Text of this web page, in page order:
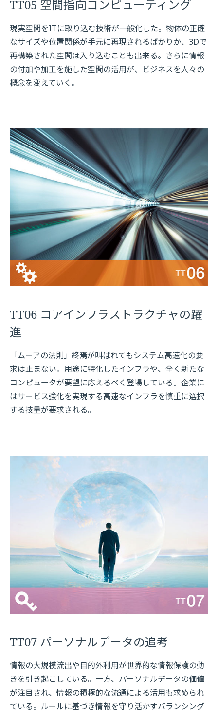
TT05 空間指向コンピューティング
現実空間をITに取り込む技術が一般化した。物体の正確
なサイズや位置関係が手元に再現されるばかりか、3Dで
再構築された空間は入り込むことも出来る。さらに情報
の付加や加工を施した空間の活用が、ビジネスを人々の
概念を変えていく。
TT06 コアインフラストラクチャの躍
進
「ムーアの法則」終焉が叫ばれてもシステム高速化の要
求は止まない。用途に特化したインフラや、全く新たな
コンピュータが要望に応えるべく登場している。企業に
はサービス強化を実現する高速なインフラを慎重に選択
する技量が要求される。
TT07 パーソナルデータの追考
情報の大規模流出や目的外利用が世界的な情報保護の動
きを引き起こしている。一方、パーソナルデータの価値
が注目され、情報の積極的な流通による活用も求められ
ている。ルールに基づき情報を守り活かすバランシング